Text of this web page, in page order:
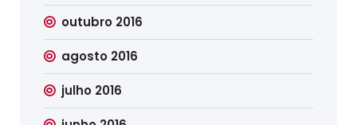
outubro 2016
agosto 2016
julho 2016